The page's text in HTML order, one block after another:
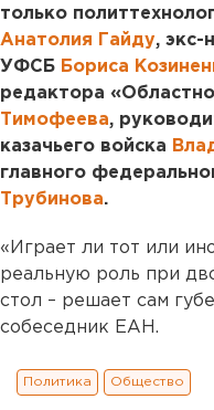
только
Анатолия Гайду, экс-
УФСБ Бориса
редактора
Тимофеева,
казачьего войска
главного
Трубинова.
«Играет ли тот или
реальную роль при
стол – решает сам
собеседник ЕАН.
Политика Общество